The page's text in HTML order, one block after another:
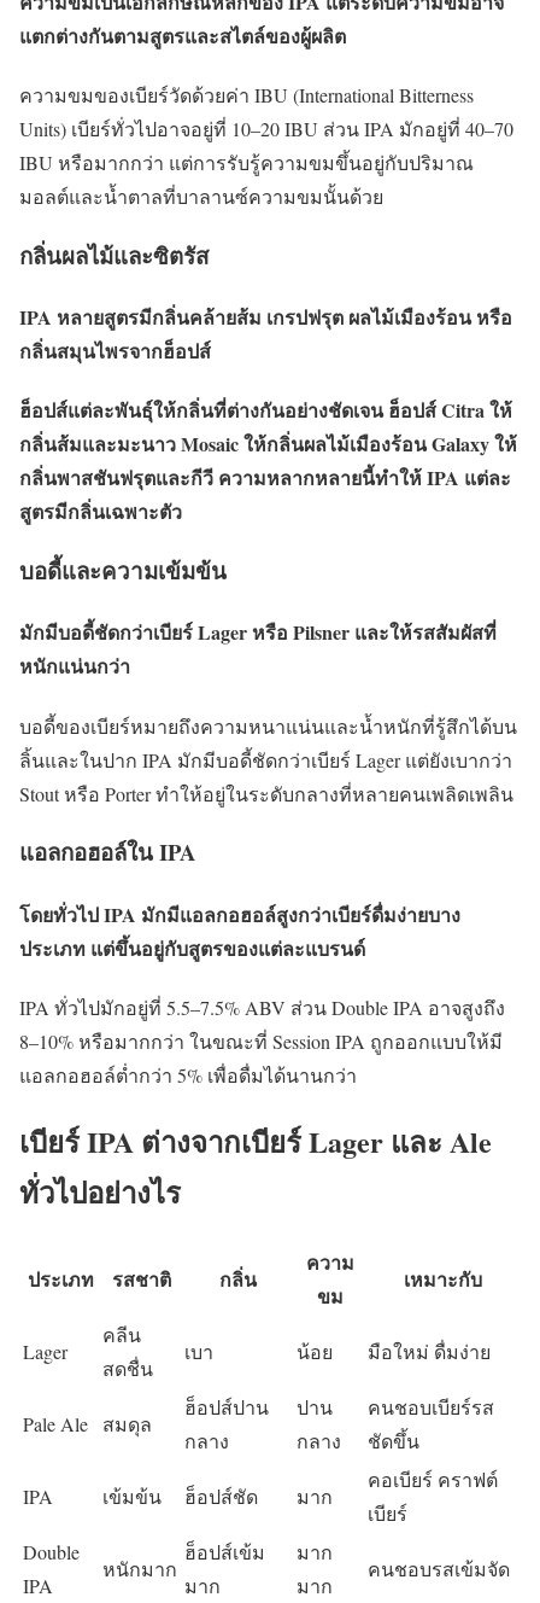
แตกต่างกันตามสูตรและสไตล์ของผู้ผลิต
ความขมของเบียร์วัดด้วยค่า IBU (International Bitterness
Units) เบียร์ทั่วไปอาจอยู่ที่ 10–20 IBU ส่วน IPA มักอยู่ที่ 40–70
IBU หรือมากกว่า แต่การรับรู้ความขมขึ้นอยู่กับปริมาณ
มอลต์และน้ำตาลที่บาลานซ์ความขมนั้นด้วย
กลิ่นผลไม้และซิตรัส
IPA หลายสูตรมีกลิ่นคล้ายส้ม เกรปฟรุต ผลไม้เมืองร้อน หรือ
กลิ่นสมุนไพรจากฮ็อปส์
ฮ็อปส์แต่ละพันธุ์ให้กลิ่นที่ต่างกันอย่างชัดเจน ฮ็อปส์ Citra ให้
กลิ่นส้มและมะนาว Mosaic ให้กลิ่นผลไม้เมืองร้อน Galaxy ให้
กลิ่นพาสชันฟรุตและกีวี ความหลากหลายนี้ทำให้ IPA แต่ละ
สูตรมีกลิ่นเฉพาะตัว
บอดี้และความเข้มข้น
มักมีบอดี้ชัดกว่าเบียร์ Lager หรือ Pilsner และให้รสสัมผัสที่
หนักแน่นกว่า
บอดี้ของเบียร์หมายถึงความหนาแน่นและน้ำหนักที่รู้สึกได้บน
ลิ้นและในปาก IPA มักมีบอดี้ชัดกว่าเบียร์ Lager แต่ยังเบากว่า
Stout หรือ Porter ทำให้อยู่ในระดับกลางที่หลายคนเพลิดเพลิน
แอลกอฮอล์ใน IPA
โดยทั่วไป IPA มักมีแอลกอฮอล์สูงกว่าเบียร์ดื่มง่ายบาง
ประเภท แต่ขึ้นอยู่กับสูตรของแต่ละแบรนด์
IPA ทั่วไปมักอยู่ที่ 5.5–7.5% ABV ส่วน Double IPA อาจสูงถึง
8–10% หรือมากกว่า ในขณะที่ Session IPA ถูกออกแบบให้มี
แอลกอฮอล์ต่ำกว่า 5% เพื่อดื่มได้นานกว่า
เบียร์ IPA ต่างจากเบียร์ Lager และ Ale
ทั่วไปอย่างไร
ประเภท รสชาติ กลิ่น
ความ
ขม
เหมาะกับ
Lager
คลีน
สดชื่น
เบา น้อย มือใหม่ ดื่มง่าย
Pale Ale สมดุล
ฮ็อปส์ปาน
กลาง
ปาน
กลาง
คนชอบเบียร์รส
ชัดขึ้น
IPA เข้มข้น ฮ็อปส์ชัด มาก
คอเบียร์ คราฟต์
เบียร์
Double
IPA
หนักมาก
ฮ็อปส์เข้ม
มาก
มาก
มาก
คนชอบรสเข้มจัด